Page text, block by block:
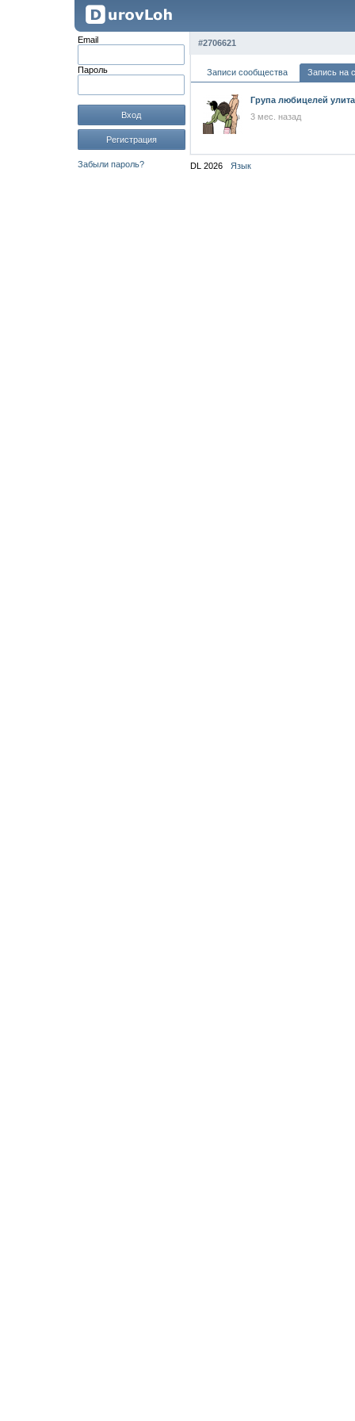
Email
Пароль
Вход
Регистрация
Забыли пароль?
#2706621
Записи сообщества Запись на
Група любицелей
3 мес. назад
DL 2026 Язык